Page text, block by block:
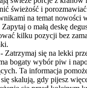
świeżość i
na temat nowości
o małą deskę
kilku pozycji bez
Zatrzymaj się na lekki
bogaty wybór piw i
Ta informacja
skalują, gdy pijesz